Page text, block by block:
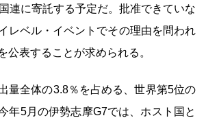
連に寄託する予定だ。批准できていな
レベル・イベントでその理由を問われ
公表することが求められる。
量全体の3.8％を占める、世界第5位の
年5月の伊勢志摩G7では、ホスト国と